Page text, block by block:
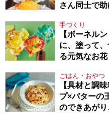
さん同士で
手づくり
【ボーネル
に、塗って
る元気なお
ごはん・おやつ
【具材と調
プ×バターの
のできあがり